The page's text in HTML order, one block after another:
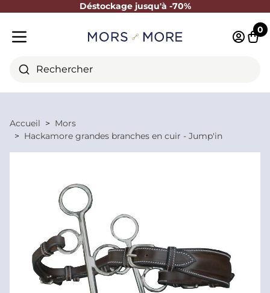
Déstockage jusqu'à -70%
Fermer
Rechercher
0
Accueil
Mors
Hackamore grandes branches en cuir - Jump'in